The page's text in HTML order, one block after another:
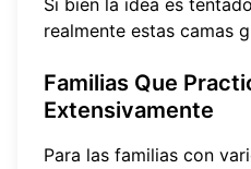
Si bien la idea es
realmente estas camas
Familias Que
Extensivamente
Para las familias con